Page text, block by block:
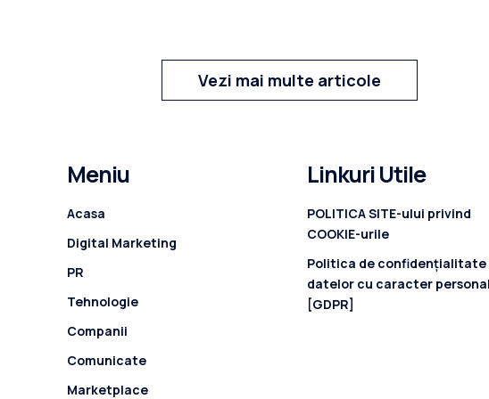
Vezi mai multe articole
Meniu
Acasa
Digital Marketing
PR
Tehnologie
Companii
Comunicate
Marketplace
Linkuri Utile
POLITICA SITE-ului privind
COOKIE-urile
Politica de confidenţialitate
datelor cu caracter
[GDPR]